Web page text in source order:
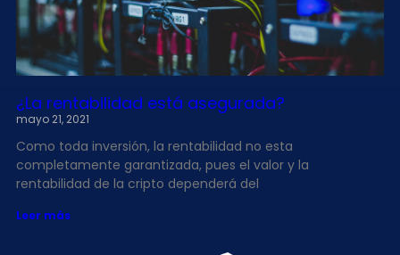
¿La rentabilidad está asegurada?
mayo 21, 2021
Como toda inversión, la rentabilidad no esta
completamente garantizada, pues el valor y la
rentabilidad de la cripto dependerá del
Leer más